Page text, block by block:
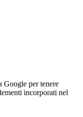
Google per tenere
incorporati nel